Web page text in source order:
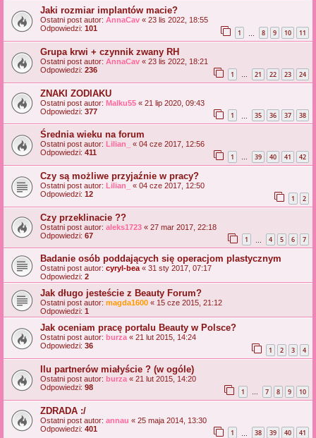
Jaki rozmiar implantów macie?
Ostatni post autor: AnnaCav « 23 lis 2022, 18:55
Odpowiedzi: 101 1 8 9 10 11
Grupa krwi + czynnik zwany RH
Ostatni post autor: AnnaCav « 23 lis 2022, 18:21
Odpowiedzi: 236 1 … 21 22 23 24
ZNAKI ZODIAKU
Ostatni post autor: Malku55 « 21 lip 2020, 09:43
Odpowiedzi: 377 1 35 36 37 38
Średnia wieku na forum
Ostatni post autor: Lilian_ « 04 cze 2017, 12:56
Odpowiedzi: 411 1 … 39 40 41 42
Czy są możliwe przyjaźnie w pracy?
Ostatni post autor: Lilian_ « 04 cze 2017, 12:50
Odpowiedzi: 12 1 2
Czy przeklinacie ??
Ostatni post autor: aleks1723 « 27 mar 2017, 22:18
Odpowiedzi: 67 1 4 5 6 7
Badanie osób poddających się operacjom plastycznym
Ostatni post autor: cyryl-bea « 31 sty 2017, 07:17
Odpowiedzi: 2
Jak długo jesteście z Beauty Forum?
Ostatni post autor: magda1600 « 15 cze 2015, 21:12
Odpowiedzi: 1
Jak oceniam pracę portalu Beauty w Polsce?
Ostatni post autor: burza « 21 lut 2015, 14:24
Odpowiedzi: 36 1 2 3 4
Ilu partnerów miałyście ? (w ogóle)
Ostatni post autor: burza « 21 lut 2015, 14:20
Odpowiedzi: 98 1 … 7 8 9 10
ZDRADA :/
Ostatni post autor: annau « 25 maja 2014, 13:30
Odpowiedzi: 401 1 38 39 40 41